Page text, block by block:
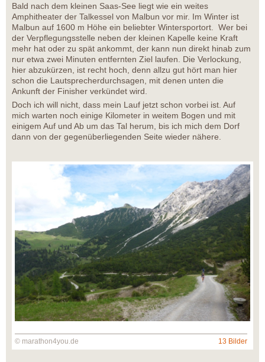
Bald nach dem kleinen Saas-See liegt wie ein weites
Amphitheater der Talkessel von Malbun vor mir. Im Winter ist
Malbun auf 1600 m Höhe ein beliebter Wintersportort. Wer bei
der Verpflegungsstelle neben der kleinen Kapelle keine Kraft
mehr hat oder zu spät ankommt, der kann nun direkt hinab zum
nur etwa zwei Minuten entfernten Ziel laufen. Die Verlockung,
hier abzukürzen, ist recht hoch, denn allzu gut hört man hier
schon die Lautsprecherdurchsagen, mit denen unten die
Ankunft der Finisher verkündet wird.
Doch ich will nicht, dass mein Lauf jetzt schon vorbei ist. Auf
mich warten noch einige Kilometer in weitem Bogen und mit
einigem Auf und Ab um das Tal herum, bis ich mich dem Dorf
dann von der gegenüberliegenden Seite wieder nähere.
© marathon4you.de 13 Bilder